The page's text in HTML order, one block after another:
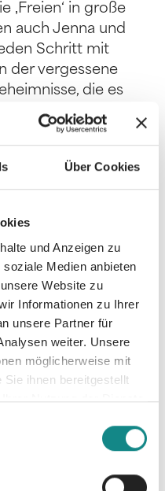
Über Cookies
und Anzeigen zu
Medien anbieten
Website zu
Informationen zu Ihrer
unsere Partner für
weiter. Unsere
möglicherweise mit
ihnen bereitgestellt
Nutzung der Dienste
‚Freien‘ in große
auch Jenna und
Schritt mit
der vergessene
die es
mehr über die
und scheint vor
um seine Gegner
Gefahr.